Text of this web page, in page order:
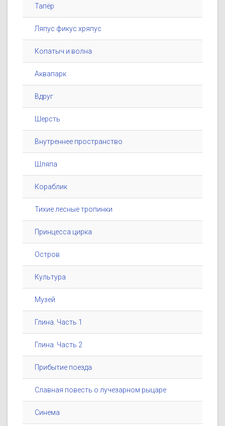
Тапёр
Ляпус фикус хряпус
Копатыч и волна
Аквапарк
Вдруг
Шерсть
Внутреннее пространство
Шляпа
Кораблик
Тихие лесные тропинки
Принцесса цирка
Остров
Культура
Музей
Глина. Часть 1
Глина. Часть 2
Прибытие поезда
Славная повесть о лучезарном рыцаре
Синема